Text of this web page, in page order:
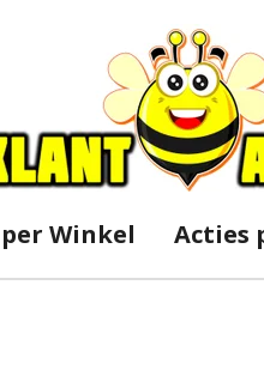
Winkel Acties